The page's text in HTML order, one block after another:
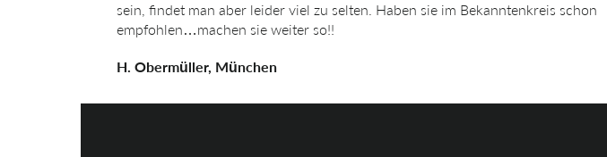
sein, findet man aber leider viel zu selten. Haben sie im Bekanntenkreis schon
empfohlen…machen sie weiter so!!
H. Obermüller, München